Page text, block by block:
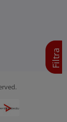
Filtra